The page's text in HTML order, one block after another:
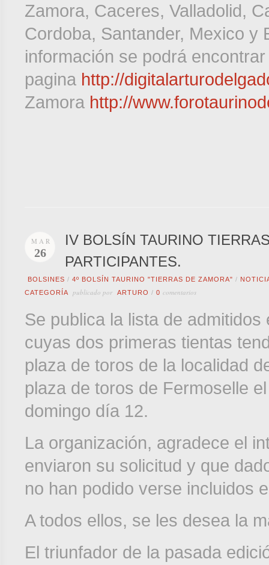
Zamora, Caceres, Valladolid,
Cordoba, Santander, Mexico y
información se podrá
pagina http://
Zamora http://
MAR
26
IV BOLSÍN TAURINO
PARTICIPANTES.
BOLSINES / 4º BOLSÍN TAURINO "TIERRAS DE ZAMORA" /
CATEGORÍA
publicado por ARTURO / 0 comentarios
Se publica la lista de admitidos
cuyas dos primeras tientas
plaza de toros de la localidad
plaza de toros de Fermoselle
domingo día 12.
La organización, agradece el
enviaron su solicitud y que
no han podido verse incluidos
A todos ellos, se les desea la
El triunfador de la pasada